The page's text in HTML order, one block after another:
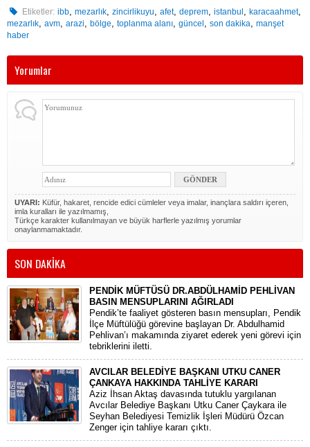
Etiketler: ibb,mezarlık,zincirlikuyu,afet,deprem,istanbul ,karacaahmet,
mezarlık, avm, arazi, bölge, toplanma alanı, güncel , son dakika, manşet
haber
Yorumlar
UYARI: Küfür, hakaret, rencide edici cümleler veya imalar, inançlara saldırı içeren,
imla kuralları ile yazılmamış,
Türkçe karakter kullanılmayan ve büyük harflerle yazılmış yorumlar
onaylanmamaktadır.
SON DAKİKA
PENDİK MÜFTÜSÜ DR.ABDÜLHAMİD PEHLİVAN
BASIN MENSUPLARINI AĞIRLADI
​Pendik’te faaliyet gösteren basın mensupları, Pendik
İlçe Müftülüğü görevine başlayan Dr. Abdulhamid
Pehlivan’ı makamında ziyaret ederek yeni görevi için
tebriklerini iletti.
AVCILAR BELEDİYE BAŞKANI UTKU CANER
ÇANKAYA HAKKINDA TAHLİYE KARARI
​Aziz İhsan Aktaş davasında tutuklu yargılanan
Avcılar Belediye Başkanı Utku Caner Çaykara ile
Seyhan Belediyesi Temizlik İşleri Müdürü Özcan
Zenger için tahliye kararı çıktı.